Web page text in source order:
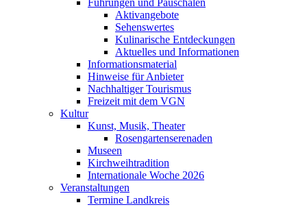
Führungen und Pauschalen
Aktivangebote
Sehenswertes
Kulinarische Entdeckungen
Aktuelles und Informationen
Informationsmaterial
Hinweise für Anbieter
Nachhaltiger Tourismus
Freizeit mit dem VGN
Kultur
Kunst, Musik, Theater
Rosengartenserenaden
Museen
Kirchweihtradition
Internationale Woche 2026
Veranstaltungen
Termine Landkreis